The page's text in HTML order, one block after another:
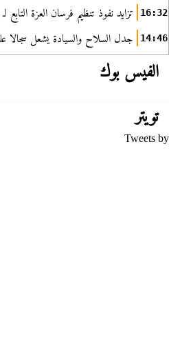
16:32 تزايد نفوذ تنظيم فرسان العزة
14:46 جدل السلاح والسيادة يشعل سجالا
الفيس بوك
تويتر
Tweets by